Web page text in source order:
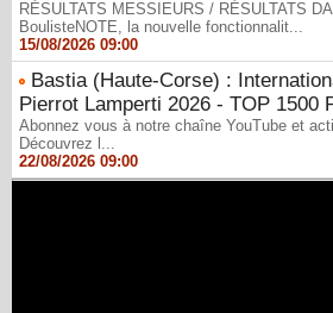
RÉSULTATS MESSIEURS / RÉSULTATS
BoulisteNOTE, la nouvelle fonctionnalit...
15/08/2026 09:00
Bastia (Haute-Corse) :
Pierrot Lamperti 2026 - TOP 1500
Abonnez vous à notre chaîne YouTube et
Découvrez l...
22/08/2026 09:00